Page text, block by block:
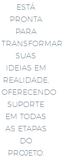
ESTÁ
PRONTA
PARA
TRANSFORMAR
SUAS
IDEIAS EM
REALIDADE,
OFERECENDO
SUPORTE
EM TODAS
AS ETAPAS
DO
PROJETO.